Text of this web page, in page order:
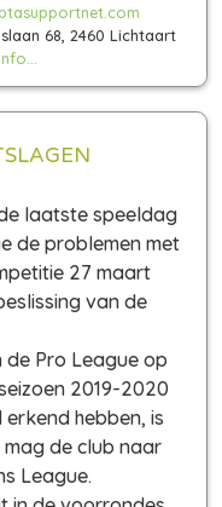
68, 2460 Lichtaart
laatste speeldag
de problemen met
27 maart
van de
Pro League op
2019-2020
hebben, is
de club naar
League.